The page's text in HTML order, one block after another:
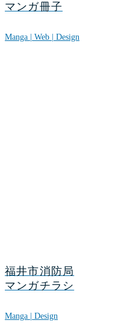
マンガ冊子
Manga | Web | Design
福井市消防局
マンガチラシ
Manga | Design